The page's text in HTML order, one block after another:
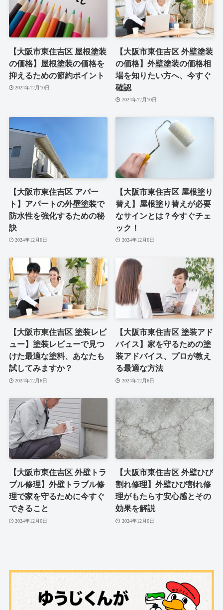
【大阪市東住吉区 屋根塗装
の価格】屋根塗装の価格を
抑えるための節約ポイント
2024年12月10日
【大阪市東住吉区 外壁塗装
の価格】外壁塗装の価格相
場を知りたい方へ、今すぐ
確認
2024年12月10日
【大阪市東住吉区 アパー
ト】アパートの外壁塗装で
防水性を強化するための秘
訣
2024年12月6日
【大阪市東住吉区 屋根塗り
替え】屋根塗り替えが必要
なサインとは？今すぐチェ
ック！
2024年12月6日
【大阪市東住吉区 塗装レビ
ュー】塗装レビューで見つ
けた最適な塗料、あなたも
試してみますか？
2024年12月6日
【大阪市東住吉区 塗装アド
バイス】家を守るための塗
装アドバイス、プロが教え
る最適な方法
2024年12月6日
【大阪市東住吉区 外壁トラ
ブル修理】外壁トラブル修
理で家を守るために今すぐ
できること
2024年12月6日
【大阪市東住吉区 外壁ひび
割れ修理】外壁ひび割れ修
理がもたらす安心感とその
効果を解説
2024年12月6日